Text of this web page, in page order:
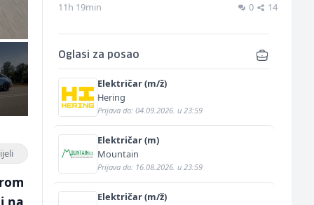
na
11h 19min 0 14
Oglasi za posao
Električar (m/ž)
Hering
Prijava do: 04.09.2026. u 23:59
Električar (m)
Mountain
Prijava do: 16.08.2026. u 23:59
Električar (m/ž)